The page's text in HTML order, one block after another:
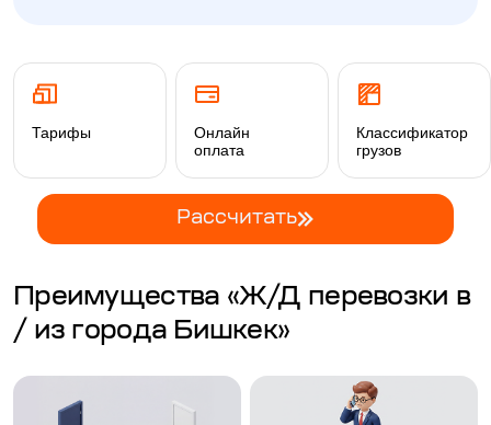
Тарифы
Онлайн
оплата
Классификатор
грузов
Рассчитать
Преимущества «Ж/Д перевозки в
/ из города Бишкек»